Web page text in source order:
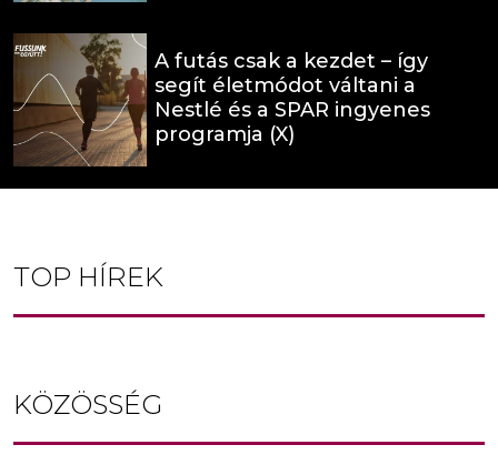
A futás csak a kezdet – így
segít életmódot váltani a
Nestlé és a SPAR ingyenes
programja (X)
TOP HÍREK
KÖZÖSSÉG